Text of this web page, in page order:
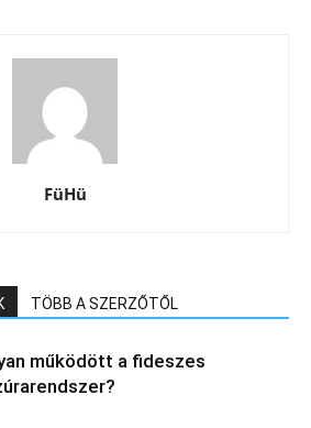
FüHü
TÖBB A SZERZŐTŐL
működött a fideszes